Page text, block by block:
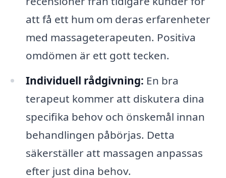
att få ett hum om deras erfarenheter
med massageterapeuten. Positiva
omdömen är ett gott tecken.
Individuell rådgivning: En bra
terapeut kommer att diskutera dina
specifika behov och önskemål innan
behandlingen påbörjas. Detta
säkerställer att massagen anpassas
efter just dina behov.